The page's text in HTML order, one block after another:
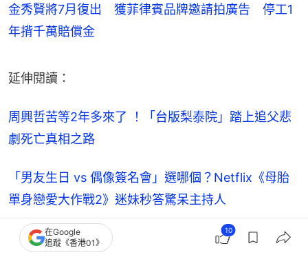
金秀賢將7月復出 獲菲律賓品牌邀請拍廣告 停工1
年揹千萬賠償金
延伸閱讀：
周興哲苦等2年多來了 ！「台版梨泰院」踏上追父悲
劇死亡真相之路
「男友生日 vs 偶像簽名會」選哪個？Netflix《母胎
單身戀愛大作戰2》迷妹秒答驚呆主持人
【本文獲「聯合新聞網 」授權轉載。】
在Google
追蹤《香港01》
10